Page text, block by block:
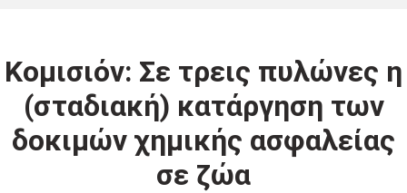
Κομισιόν: Σε τρεις πυλώνες η
(σταδιακή) κατάργηση των
δοκιμών χημικής ασφαλείας
σε ζώα